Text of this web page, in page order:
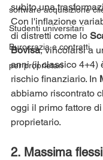
software acquisizione
Studenti universitari
Burocrazia e contratti
per proprietari
subito una
Con l'inflazione
di distretti come lo
Bovisa, vincolarsi a
anni (il classico 4+4)
rischio finanziario. In
abbiamo riscontrato
oggi il primo fattore
proprietario.
2. Massima